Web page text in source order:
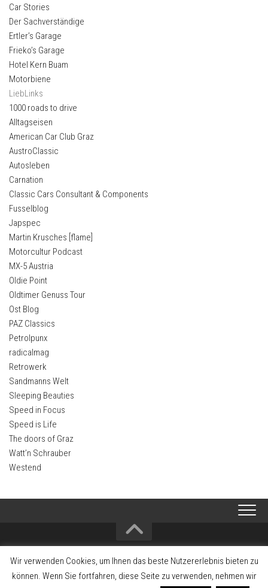
Car Stories
Der Sachverständige
Ertler’s Garage
Frieko’s Garage
Hotel Kern Buam
Motorbiene
LiebLinks
1000 roads to drive
Alltagseisen
American Car Club Graz
AustroClassic
Autosleben
Carnation
Classic Cars Consultant & Components
Fusselblog
Japspec
Martin Krusches [flame]
Motorcultur Podcast
MX-5 Austria
Oldie Point
Oldtimer Genuss Tour
Ost Blog
PAZ Classics
Petrolpunx
radicalmag
Retrowerk
Sandmanns Welt
Sleeping Beauties
Speed in Focus
Speed is Life
The doors of Graz
Watt’n Schrauber
Westend
2008-2026 Alltagsklassiker - Interessengemeinschaft zum Erhalt und
Förderung der Fahrzeugkultur und Fahrzeuggeschichte
Wir verwenden Cookies, um Ihnen das beste Nutzererlebnis bieten zu
können. Wenn Sie fortfahren, diese Seite zu verwenden, nehmen wir